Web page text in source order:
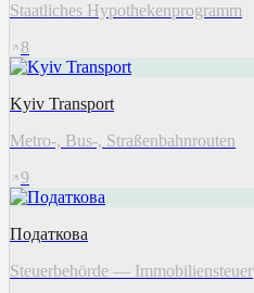
Staatliches Hypothekenprogramm
8
Kyiv Transport
Metro-, Bus-, Straßenbahnrouten
9
Податкова
Steuerbehörde — Immobiliensteuer